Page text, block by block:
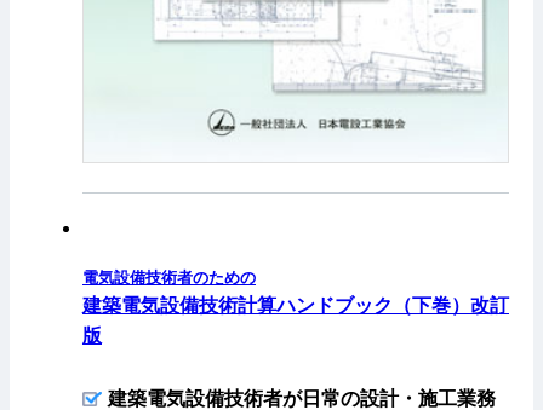
電気設備技術者のための
建築電気設備技術計算ハンドブック（下巻）改訂
版
建築電気設備技術者が日常の設計・施工業務